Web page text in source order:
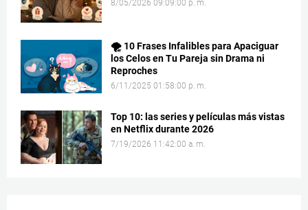
8/05/2026 09:09:00 p. m.
🌪️ 10 Frases Infalibles para Apaciguar
los Celos en Tu Pareja sin Drama ni
Reproches
6/11/2025 01:58:00 p. m.
Top 10: las series y películas más vistas
en Netflix durante 2026
7/19/2026 11:42:00 a. m.